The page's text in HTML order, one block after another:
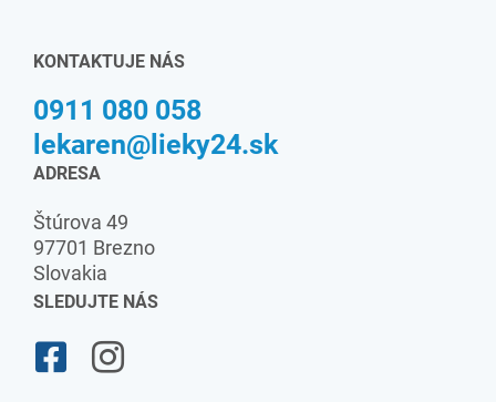
KONTAKTUJE NÁS
0911 080 058
lekaren@lieky24.sk
ADRESA
Štúrova 49
97701 Brezno
Slovakia
SLEDUJTE NÁS